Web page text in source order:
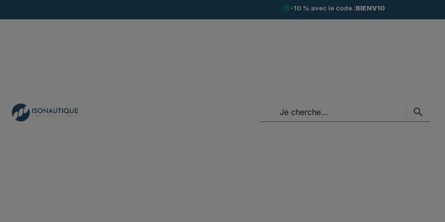
check_circle-10 % avec le code :BIENV10
search